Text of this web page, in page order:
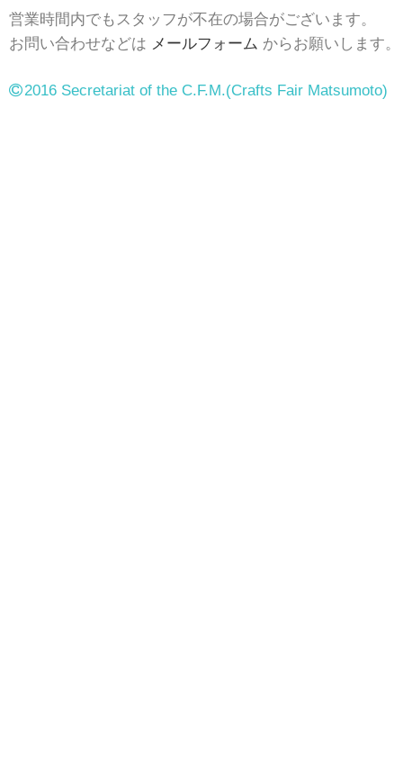
営業時間内でもスタッフが不在の場合がございます。
お問い合わせなどは メールフォーム からお願いします。
2016 Secretariat of the C.F.M.(Crafts Fair Matsumoto)